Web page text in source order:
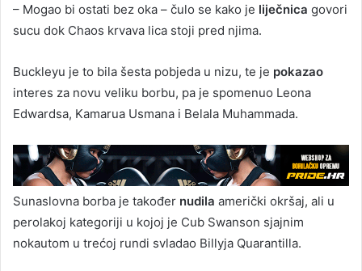
– Mogao bi ostati bez oka – čulo se kako je liječnica govori
sucu dok Chaos krvava lica stoji pred njima.
Buckleyu je to bila šesta pobjeda u nizu, te je pokazao
interes za novu veliku borbu, pa je spomenuo Leona
Edwardsa, Kamarua Usmana i Belala Muhammada.
Sunaslovna borba je također nudila američki okršaj, ali u
perolakoj kategoriji u kojoj je Cub Swanson sjajnim
nokautom u trećoj rundi svladao Billyja Quarantilla.